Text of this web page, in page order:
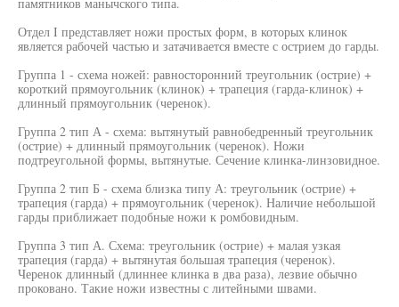
Отдел I представляет ножи простых форм, в которых клинок
является рабочей частью и затачивается вместе с острием до гарды.
Группа 1 - схема ножей: равносторонний треугольник (острие) +
короткий прямоугольник (клинок) + трапеция (гарда-клинок) +
длинный прямоугольник (черенок).
Группа 2 тип А - схема: вытянутый равнобедренный треугольник
(острие) + длинный прямоугольник (черенок). Ножи
подтреугольной формы, вытянутые. Сечение клинка-линзовидное.
Группа 2 тип Б - схема близка типу А: треугольник (острие) +
трапеция (гарда) + прямоугольник (черенок). Наличие небольшой
гарды приближает подобные ножи к ромбовидным.
Группа 3 тип А. Схема: треугольник (острие) + малая узкая
трапеция (гарда) + вытянутая большая трапеция (черенок).
Черенок длинный (длиннее клинка в два раза), лезвие обычно
проковано. Такие ножи известны с литейными швами.